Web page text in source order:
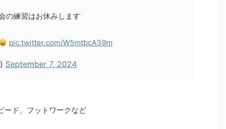
の練習はお休みします
pic.twitter.com/W5mtbcA39m
September 7, 2024
ード、フットワークなど